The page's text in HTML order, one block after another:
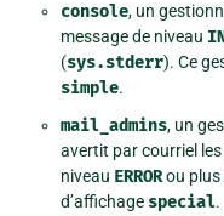
console, un
message de niveau
(sys.stderr). Ce
simple.
mail_admins, un
avertit par courriel les
niveau ERRORou plus
d’affichage special.